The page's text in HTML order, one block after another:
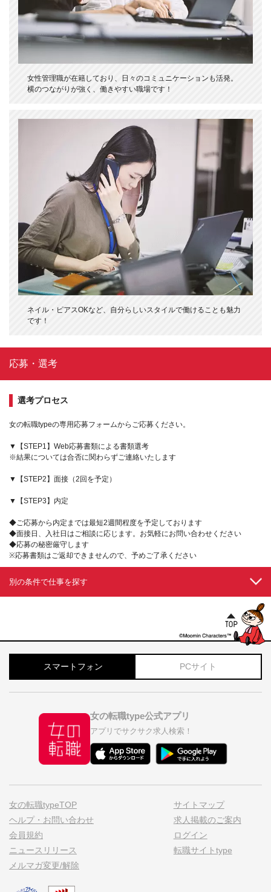
女性管理職が在籍しており、日々のコミュニケーションも活発。
横のつながりが強く、働きやすい職場です！
ネイル・ピアスOKなど、自分らしいスタイルで働けることも魅力
です！
応募・選考
選考プロセス
女の転職typeの専用応募フォームからご応募ください。
▼【STEP1】Web応募書類による書類選考
※結果については合否に関わらずご連絡いたします
▼【STEP2】面接（2回を予定）
▼【STEP3】内定
◆ご応募から内定までは最短2週間程度を予定しております
◆面接日、入社日はご相談に応じます。お気軽にお問い合わせください
◆応募の秘密厳守します
※応募書類はご返却できませんので、予めご了承ください
別の条件で仕事を探す
スマートフォン PCサイト
女の転職type公式アプリ
アプリでサクサク求人検索！
女の転職typeTOP
ヘルプ・お問い合わせ
会員規約
ニュースリリース
メルマガ変更/解除
サイトマップ
求人掲載のご案内
ログイン
転職サイトtype